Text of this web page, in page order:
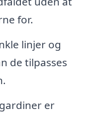
for.
linjer og
de tilpasses
er